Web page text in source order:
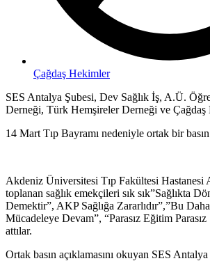
Çağdaş Hekimler
SES Antalya Şubesi, Dev Sağlık İş, A.Ü.
Derneği, Türk Hemşireler Derneği ve Çağdaş
14 Mart Tıp Bayramı nedeniyle ortak bir basın
Akdeniz Üniversitesi Tıp Fakültesi Hastanesi
toplanan sağlık emekçileri sık sık”Sağlıkta
Demektir”, AKP Sağlığa Zararlıdır”,”Bu
Mücadeleye Devam”, “Parasız Eğitim Parasız
attılar.
Ortak basın açıklamasını okuyan SES